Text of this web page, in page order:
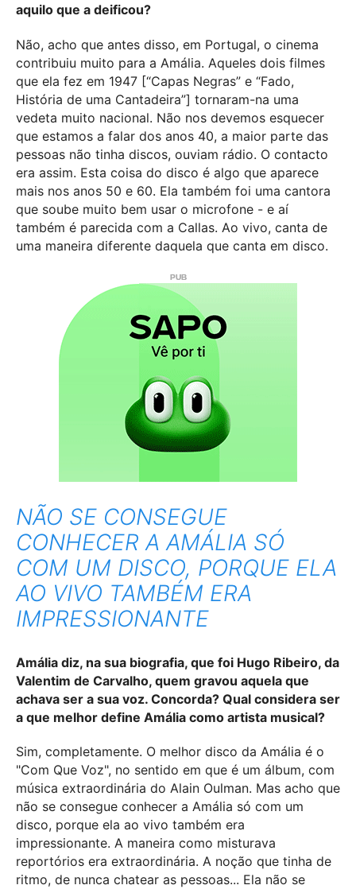
aquilo que a deificou?
Não, acho que antes disso, em Portugal, o cinema
contribuiu muito para a Amália. Aqueles dois filmes
que ela fez em 1947 [“Capas Negras” e “Fado,
História de uma Cantadeira”] tornaram-na uma
vedeta muito nacional. Não nos devemos esquecer
que estamos a falar dos anos 40, a maior parte das
pessoas não tinha discos, ouviam rádio. O contacto
era assim. Esta coisa do disco é algo que aparece
mais nos anos 50 e 60. Ela também foi uma cantora
que soube muito bem usar o microfone - e aí
também é parecida com a Callas. Ao vivo, canta de
uma maneira diferente daquela que canta em disco.
NÃO SE CONSEGUE
CONHECER A AMÁLIA SÓ
COM UM DISCO, PORQUE ELA
AO VIVO TAMBÉM ERA
IMPRESSIONANTE
Amália diz, na sua biografia, que foi Hugo Ribeiro, da
Valentim de Carvalho, quem gravou aquela que
achava ser a sua voz. Concorda? Qual considera ser
a que melhor define Amália como artista musical?
Sim, completamente. O melhor disco da Amália é o
"Com Que Voz", no sentido em que é um álbum, com
música extraordinária do Alain Oulman. Mas acho que
não se consegue conhecer a Amália só com um
disco, porque ela ao vivo também era
impressionante. A maneira como misturava
reportórios era extraordinária. A noção que tinha de
ritmo, de nunca chatear as pessoas... Ela não se